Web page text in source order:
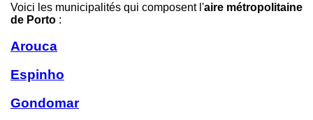
Voici les municipalités qui composent l'aire métropolitaine
de Porto :
Arouca
Espinho
Gondomar